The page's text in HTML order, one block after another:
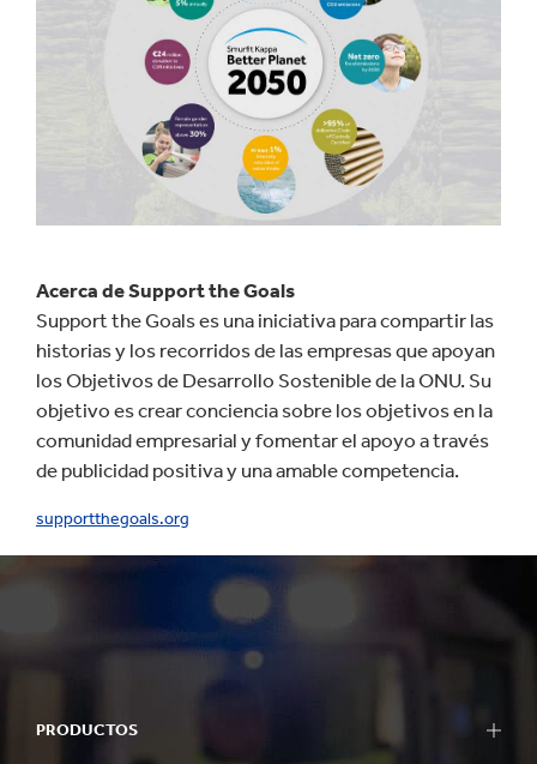
Acerca de Support the Goals
Support the Goals es una iniciativa para compartir las
historias y los recorridos de las empresas que apoyan
los Objetivos de Desarrollo Sostenible de la ONU. Su
objetivo es crear conciencia sobre los objetivos en la
comunidad empresarial y fomentar el apoyo a través
de publicidad positiva y una amable competencia.
supportthegoals.org
PRODUCTOS